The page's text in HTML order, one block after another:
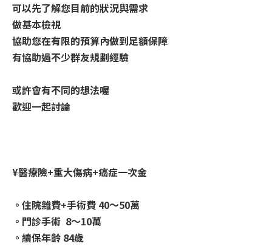
可以先了解您目前的狀況與需求
做基本檢視
協助您在有限的預算內做到足額保障
有協助過不少群友規劃經驗
或許會有不同的想法喔
歡迎一起討論
¥醫療險+重大傷病+癌症一次金
。住院雜費+手術費 40～50萬
。門診手術 8～10萬
。續保年齡 84歲